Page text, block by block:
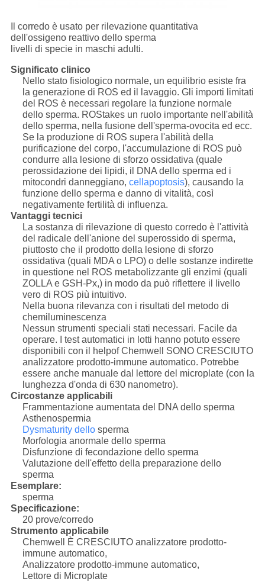
Il corredo è usato per rilevazione quantitativa
dell'ossigeno reattivo dello sperma
livelli di specie in maschi adulti.
Significato clinico
Nello stato fisiologico normale, un equilibrio esiste fra
la generazione di ROS ed il lavaggio. Gli importi limitati
del ROS è necessari regolare la funzione normale
dello sperma. ROStakes un ruolo importante nell'abilità
dello sperma, nella fusione dell'sperma-ovocita ed ecc.
Se la produzione di ROS supera l'abilità della
purificazione del corpo, l'accumulazione di ROS può
condurre alla lesione di sforzo ossidativa (quale
perossidazione dei lipidi, il DNA dello sperma ed i
mitocondri danneggiano, cellapoptosis), causando la
funzione dello sperma e danno di vitalità, così
negativamente fertilità di influenza.
Vantaggi tecnici
La sostanza di rilevazione di questo corredo è l'attività
del radicale dell'anione del superossido di sperma,
piuttosto che il prodotto della lesione di sforzo
ossidativa (quali MDA o LPO) o delle sostanze indirette
in questione nel ROS metabolizzante gli enzimi (quali
ZOLLA e GSH-Px,) in modo da può riflettere il livello
vero di ROS più intuitivo.
Nella buona rilevanza con i risultati del metodo di
chemiluminescenza
Nessun strumenti speciali stati necessari. Facile da
operare. I test automatici in lotti hanno potuto essere
disponibili con il helpof Chemwell SONO CRESCIUTO
analizzatore prodotto-immune automatico. Potrebbe
essere anche manuale dal lettore del microplate (con la
lunghezza d'onda di 630 nanometro).
Circostanze applicabili
Frammentazione aumentata del DNA dello sperma
Asthenospermia
Dysmaturity dellosperma
Morfologia anormale dello sperma
Disfunzione di fecondazione dello sperma
Valutazione dell'effetto della preparazione dello
sperma
Esemplare:
sperma
Specificazione:
20 prove/corredo
Strumento applicabile
Chemwell È CRESCIUTO analizzatore prodotto-
immune automatico,
Analizzatore prodotto-immune automatico,
Lettore di Microplate